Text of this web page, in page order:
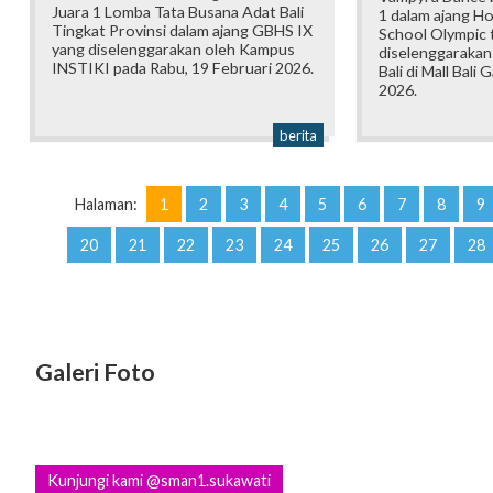
Juara 1 Lomba Tata Busana Adat Bali
Tingkat Provinsi dalam ajang GBHS IX
yang diselenggarakan oleh Kampus
INSTIKI pada Rabu, 19 Februari 2026.
berita
1 dalam ajang
School Olympic
Bali di Mall Bali
2026.
Halaman: 1 2 3 4 5 6 7 8 9
20 21 22 23 24 25 26 27 28
Galeri Foto
Kunjungi kami @sman1.sukawati